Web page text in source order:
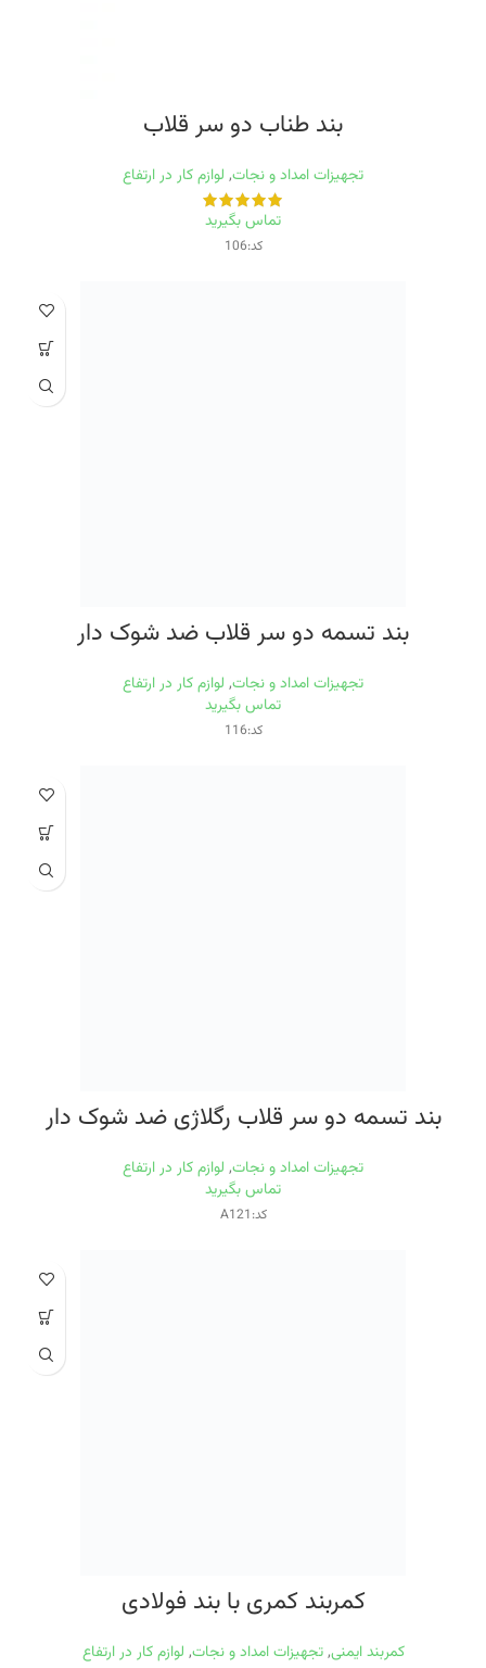
بند طناب دو سر قلاب
تجهیزات امداد و نجات, لوازم کار در ارتفاع
تماس بگیرید
کد:106
بند تسمه دو سر قلاب ضد شوک دار
تجهیزات امداد و نجات, لوازم کار در ارتفاع
تماس بگیرید
کد:116
بند تسمه دو سر قلاب رگلاژی ضد شوک دار
تجهیزات امداد و نجات, لوازم کار در ارتفاع
تماس بگیرید
کد:A121
کمربند کمری با بند فولادی
کمربند ایمنی, تجهیزات امداد و نجات, لوازم کار در ارتفاع